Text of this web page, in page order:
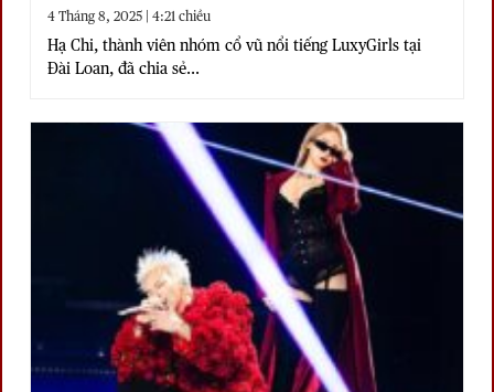
4 Tháng 8, 2025 | 4:21 chiều
Hạ Chi, thành viên nhóm cổ vũ nổi tiếng LuxyGirls tại
Đài Loan, đã chia sẻ...